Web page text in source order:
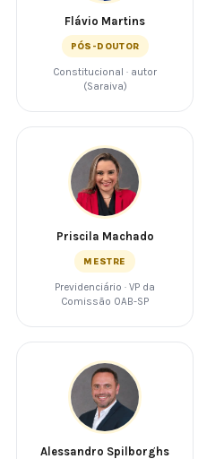
Flávio Martins
PÓS-DOUTOR
Constitucional · autor
(Saraiva)
Priscila Machado
MESTRE
Previdenciário · VP da
Comissão OAB-SP
Alessandro Spilborghs